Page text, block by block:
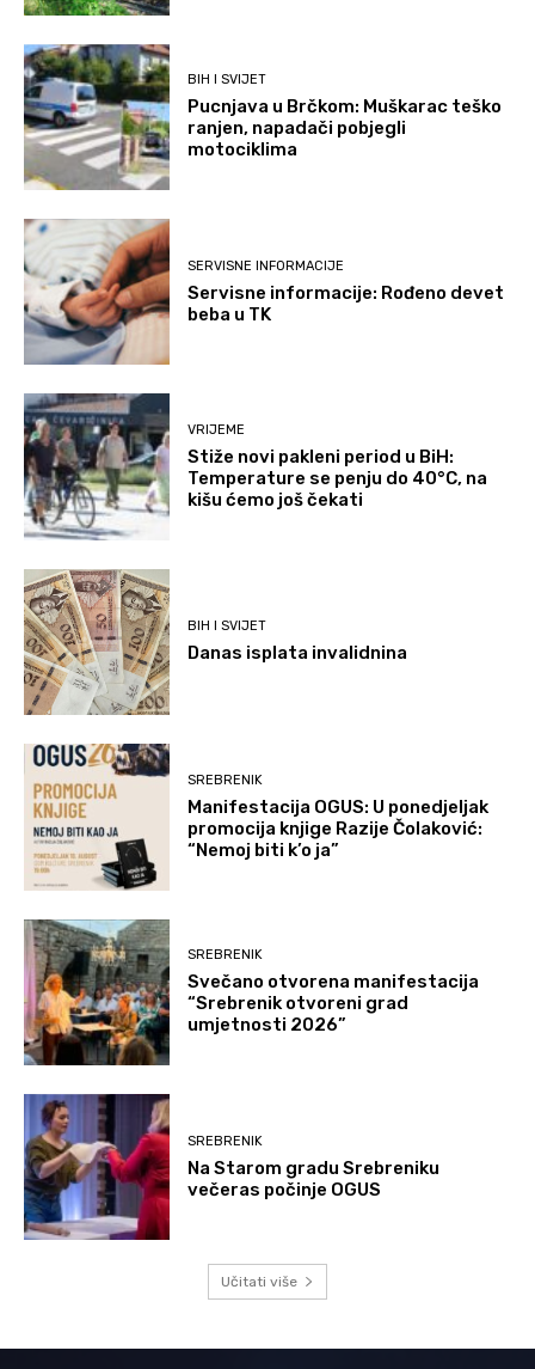
BIH I SVIJET
Pucnjava u Brčkom: Muškarac teško
ranjen, napadači pobjegli
motociklima
SERVISNE INFORMACIJE
Servisne informacije: Rođeno devet
beba u TK
VRIJEME
Stiže novi pakleni period u BiH:
Temperature se penju do 40°C, na
kišu ćemo još čekati
BIH I SVIJET
Danas isplata invalidnina
SREBRENIK
Manifestacija OGUS: U ponedjeljak
promocija knjige Razije Čolaković:
“Nemoj biti k’o ja”
SREBRENIK
Svečano otvorena manifestacija
“Srebrenik otvoreni grad
umjetnosti 2026”
SREBRENIK
Na Starom gradu Srebreniku
večeras počinje OGUS
Učitati više